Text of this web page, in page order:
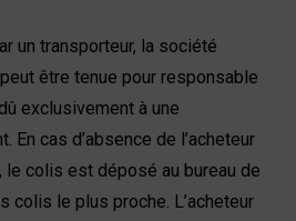
un transporteur, la société
être tenue pour responsable
exclusivement à une
En cas d’absence de l’acheteur
le colis est déposé au bureau de
colis le plus proche. L’acheteur